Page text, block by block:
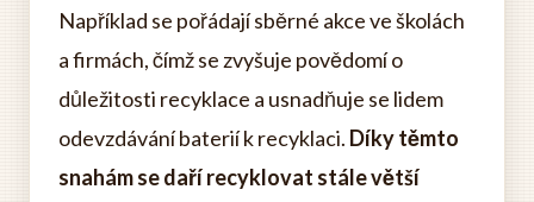
Například se pořádají sběrné akce ve školách
a firmách, čímž se zvyšuje povědomí o
důležitosti recyklace a usnadňuje se lidem
odevzdávání baterií k recyklaci. Díky těmto
snahám se daří recyklovat stále větší